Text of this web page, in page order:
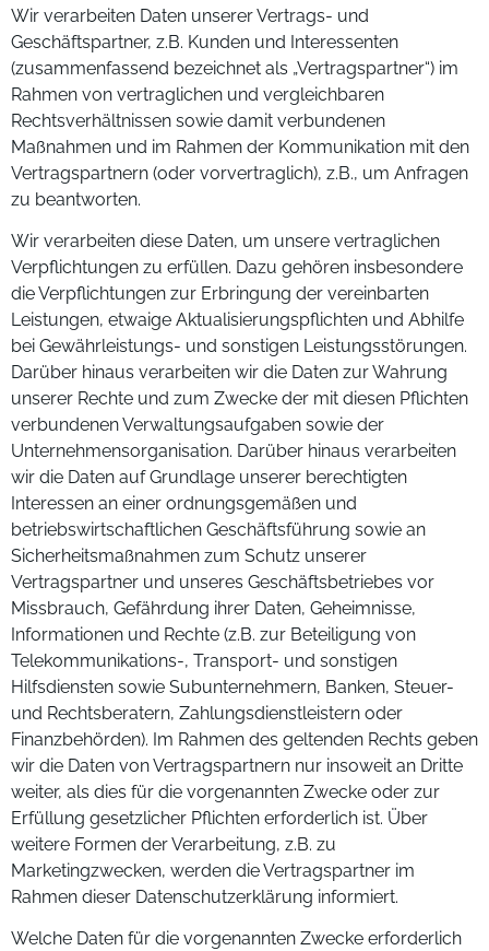
Wir verarbeiten Daten unserer Vertrags- und
Geschäftspartner, z.B. Kunden und Interessenten
(zusammenfassend bezeichnet als „Vertragspartner“) im
Rahmen von vertraglichen und vergleichbaren
Rechtsverhältnissen sowie damit verbundenen
Maßnahmen und im Rahmen der Kommunikation mit den
Vertragspartnern (oder vorvertraglich), z.B., um Anfragen
zu beantworten.
Wir verarbeiten diese Daten, um unsere vertraglichen
Verpflichtungen zu erfüllen. Dazu gehören insbesondere
die Verpflichtungen zur Erbringung der vereinbarten
Leistungen, etwaige Aktualisierungspflichten und Abhilfe
bei Gewährleistungs- und sonstigen Leistungsstörungen.
Darüber hinaus verarbeiten wir die Daten zur Wahrung
unserer Rechte und zum Zwecke der mit diesen Pflichten
verbundenen Verwaltungsaufgaben sowie der
Unternehmensorganisation. Darüber hinaus verarbeiten
wir die Daten auf Grundlage unserer berechtigten
Interessen an einer ordnungsgemäßen und
betriebswirtschaftlichen Geschäftsführung sowie an
Sicherheitsmaßnahmen zum Schutz unserer
Vertragspartner und unseres Geschäftsbetriebes vor
Missbrauch, Gefährdung ihrer Daten, Geheimnisse,
Informationen und Rechte (z.B. zur Beteiligung von
Telekommunikations-, Transport- und sonstigen
Hilfsdiensten sowie Subunternehmern, Banken, Steuer-
und Rechtsberatern, Zahlungsdienstleistern oder
Finanzbehörden). Im Rahmen des geltenden Rechts geben
wir die Daten von Vertragspartnern nur insoweit an Dritte
weiter, als dies für die vorgenannten Zwecke oder zur
Erfüllung gesetzlicher Pflichten erforderlich ist. Über
weitere Formen der Verarbeitung, z.B. zu
Marketingzwecken, werden die Vertragspartner im
Rahmen dieser Datenschutzerklärung informiert.
Welche Daten für die vorgenannten Zwecke erforderlich